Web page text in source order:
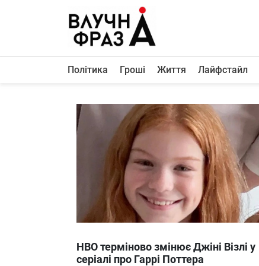
Політика
Життя
Лайфстайл
ТехноНаука
Людина
Корисності
Про нас
Політика Гроші Життя Лайфстайл
HBO терміново змінює Джіні Візлі у
серіалі про Гаррі Поттера